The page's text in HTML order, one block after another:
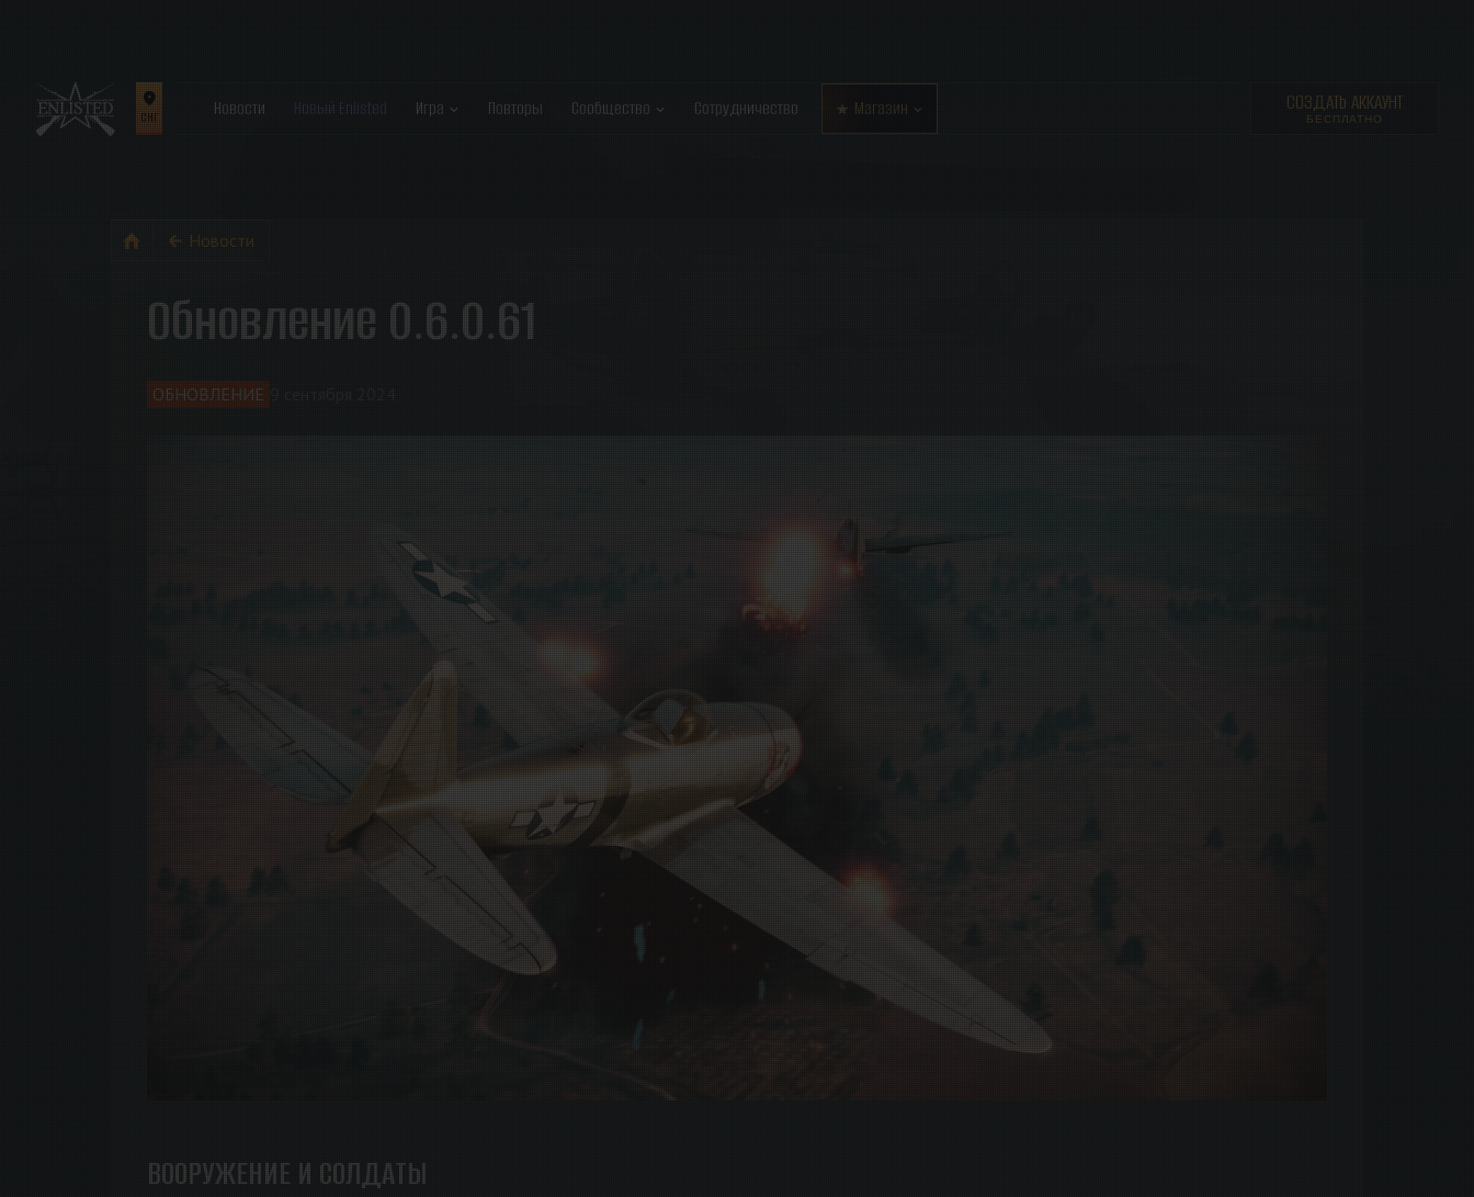
СНГ Новости Новый Enlisted Игра Повторы Сообщество Сотрудничество Магазин СОЗДАТЬ АККАУНТ
БЕСПЛАТНО
Новости
Обновление 0.6.0.61
ОБНОВЛЕНИЕ 9 сентября 2024
ВООРУЖЕНИЕ И СОЛДАТЫ